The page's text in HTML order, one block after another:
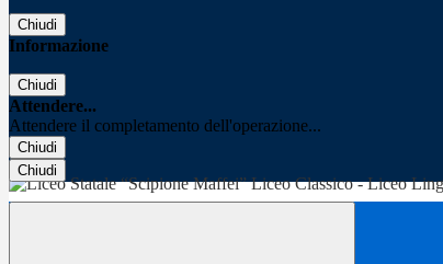
Chiudi
Informazione
Chiudi
Attendere...
Attendere il completamento dell'operazione...
Chiudi
Chiudi